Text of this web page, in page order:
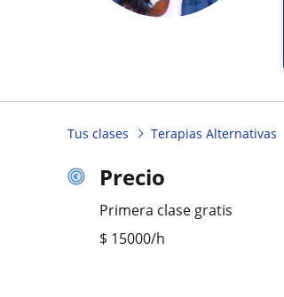
Tus clases Terapias Alternativas
Precio
Primera clase gratis
$ 15000/h